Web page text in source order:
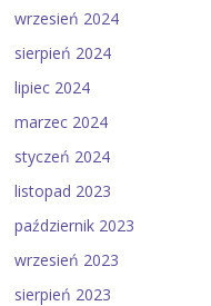
wrzesień 2024
sierpień 2024
lipiec 2024
marzec 2024
styczeń 2024
listopad 2023
październik 2023
wrzesień 2023
sierpień 2023